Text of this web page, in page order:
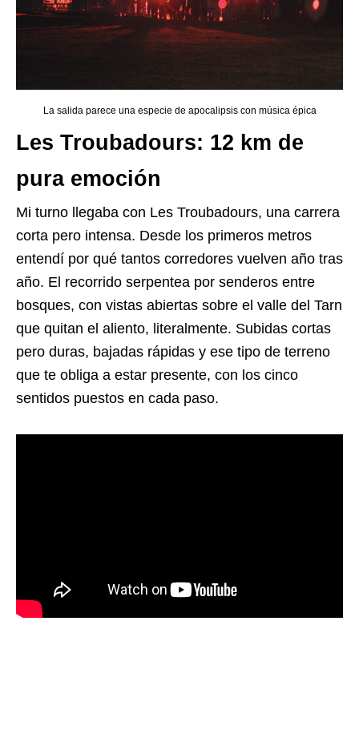
La salida parece una especie de apocalipsis con música épica
Les Troubadours: 12 km de
pura emoción
Mi turno llegaba con Les Troubadours, una carrera
corta pero intensa. Desde los primeros metros
entendí por qué tantos corredores vuelven año tras
año. El recorrido serpentea por senderos entre
bosques, con vistas abiertas sobre el valle del Tarn
que quitan el aliento, literalmente. Subidas cortas
pero duras, bajadas rápidas y ese tipo de terreno
que te obliga a estar presente, con los cinco
sentidos puestos en cada paso.